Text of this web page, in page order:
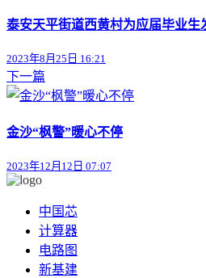
泰安天平街道西黄村为应届毕业生
2023年8月25日 16:21
下一篇
金沙“枫警”暖心不停
2023年12月12日 07:07
中国芯
计算器
电路图
新基建